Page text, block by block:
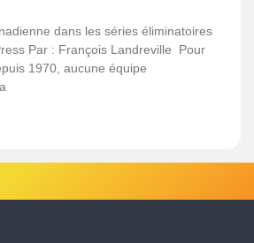
dans les séries éliminatoires
Par : François Landreville Pour
1970, aucune équipe